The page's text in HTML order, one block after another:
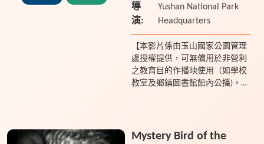
導
演:
Yushan National Park
Headquarters
【本影片係由玉山國家公園管理
處授權提供，可無償用於非營利
之教育目的作播映使用（如學校
教室及鄉鎮圖書館館內公播)。若
Mystery Bird of the